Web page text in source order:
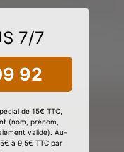
7/7
92
de 15€ TTC,
(nom, prénom,
valide). Au-
à 9,5€ TTC par